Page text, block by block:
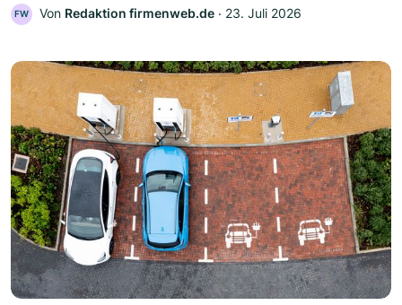
FW Von Redaktion firmenweb.de ‧ 23. Juli 2026